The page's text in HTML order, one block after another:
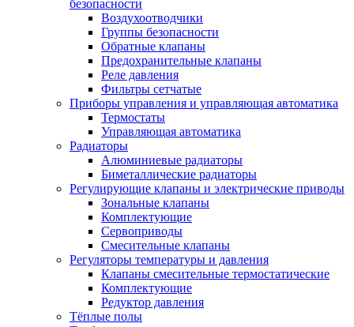
безопасности
Воздухоотводчики
Группы безопасности
Обратные клапаны
Предохранительные клапаны
Реле давления
Фильтры сетчатые
Приборы управления и управляющая автоматика
Термостаты
Управляющая автоматика
Радиаторы
Алюминиевые радиаторы
Биметаллические радиаторы
Регулирующие клапаны и электрические приводы
Зональные клапаны
Комплектующие
Сервоприводы
Смесительные клапаны
Регуляторы температуры и давления
Клапаны смесительные термостатические
Комплектующие
Редуктор давления
Тёплые полы